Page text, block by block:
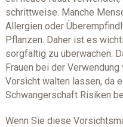
schrittweise. Manche
Allergien oder
Pflanzen. Daher ist es
sorgfältig zu überwachen.
Frauen bei der
Vorsicht walten lassen, da
Schwangerschaft Risiken
Wenn Sie diese